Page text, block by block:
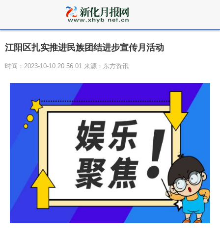
江阳区扎实推进民族团结进步宣传月活动
时间：2023-10-10 20:56:01 来源：东方资讯